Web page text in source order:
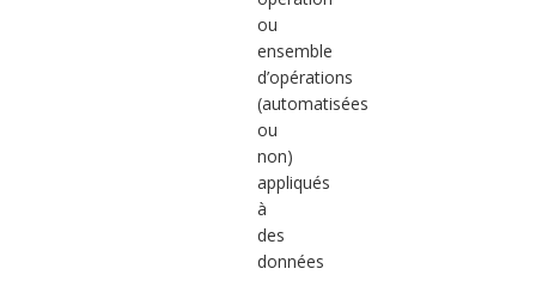
ou
ensemble
d’opérations
(automatisées
ou
non)
appliqués
à
des
données